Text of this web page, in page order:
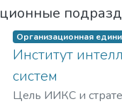
Организационная
Институт
систем
Цель ИИКС и